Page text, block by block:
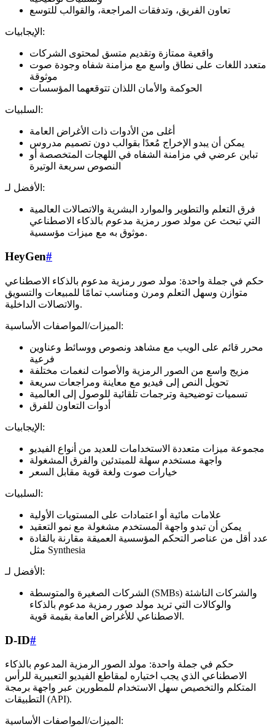
تعاون الفريق، وتدفقات المراجعة، والقوالب للتوسع
الإيجابيات:
واقعية ممتازة وتقديم متسق لمحتوى الشركات
متعدد اللغات على نطاق واسع مع مزامنة شفاه وجودة صوت
موثوقة
الحوكمة والأمان اللذان تتوقعهما المؤسسات
السلبيات:
أغلى من الأدوات ذات الأغراض العامة
يمكن أن يبدو الإخراج مُعدًا بقوالب دون تصميم مدروس
تباين عرضي في مزامنة الشفاه في اللهجات المتخصصة أو
النصوص سريعة الوتيرة
الأفضل لـ:
فرق التعلم والتطوير والموارد البشرية والاتصالات العالمية
التي تبحث عن مولد صور رمزية مدعوم بالذكاء الاصطناعي
موثوق به مع ميزات مؤسسية.
HeyGen#
حكم في جملة واحدة: مولد صور رمزية مدعوم بالذكاء الاصطناعي
متوازن وسهل التعلم ومرن ومناسب تمامًا للمبيعات والتسويق
والاتصالات الداخلية.
الميزات/المواصفات الأساسية:
محرر قائم على الويب مع مشاهد ونصوص ووسائط وعناوين
فرعية
مزيج واسع من الصور الرمزية والأصوات لنغمات مختلفة
تحويل النص إلى فيديو مع معاينة ومراجعات سريعة
تسميات توضيحية وترجمات تلقائية للوصول إلى العالمية
أدوات التعاون للفرق
الإيجابيات:
مجموعة ميزات متعددة الاستخدامات للعديد من أنواع الفيديو
واجهة مستخدم سهلة للمبتدئين والفرق المشغولة
خيارات صوت ولغة قوية مقابل السعر
السلبيات:
علامات مائية أو اعتمادات على المستويات الأولية
يمكن أن تبدو واجهة المستخدم مشغولة مع نمو التعقيد
عدد أقل من عناصر التحكم المؤسسية العميقة مقارنة بالقادة
مثل Synthesia
الأفضل لـ:
الشركات الصغيرة والمتوسطة (SMBs) والشركات الناشئة
والوكالات التي تريد مولد صور رمزية مدعوم بالذكاء
الاصطناعي للأغراض العامة بقيمة قوية.
D-ID#
حكم في جملة واحدة: مولد الصور الرمزية المدعوم بالذكاء
الاصطناعي الذي يجب اختياره لمقاطع الفيديو التعبيرية للرأس
المتكلم والتخصيص سهل الاستخدام للمطورين عبر واجهة برمجة
التطبيقات (API).
الميزات/المواصفات الأساسية: